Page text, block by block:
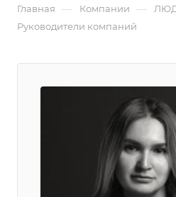
Главная — Компании —
Руководители компаний